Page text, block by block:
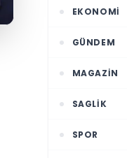
EKONOMI
GÜNDEM
MAGAZIN
SAGLIK
SPOR